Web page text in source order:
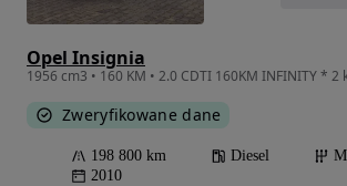
Opel Insignia
1956 cm3 • 160 KM • 2.0 CDTI 160KM INFINITY * 2
Zweryfikowane dane
198 800 km Diesel
2010